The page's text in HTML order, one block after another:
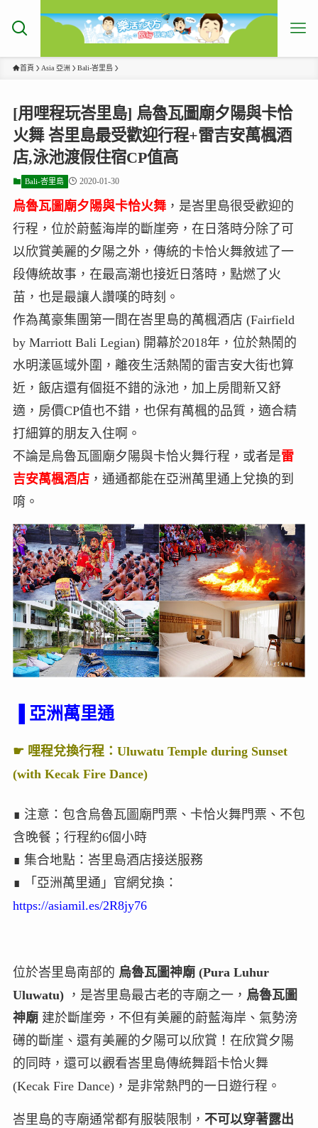
首頁 Asia 亞洲 Bali-峇里島
[用哩程玩峇里島] 烏魯瓦圖廟夕陽與卡恰
火舞 峇里島最受歡迎行程+雷吉安萬楓酒
店,泳池渡假住宿CP值高
Bali-峇里島 2020-01-30
烏魯瓦圖廟夕陽與卡恰火舞，是峇里島很受歡迎的
行程，位於蔚藍海岸的斷崖旁，在日落時分除了可
以欣賞美麗的夕陽之外，傳統的卡恰火舞敘述了一
段傳統故事，在最高潮也接近日落時，點燃了火
苗，也是最讓人讚嘆的時刻。
作為萬豪集團第一間在峇里島的萬楓酒店 (Fairfield
by Marriott Bali Legian) 開幕於2018年，位於熱鬧的
水明漾區域外圍，離夜生活熱鬧的雷吉安大街也算
近，飯店還有個挺不錯的泳池，加上房間新又舒
適，房價CP值也不錯，也保有萬楓的品質，適合精
打細算的朋友入住啊。
不論是烏魯瓦圖廟夕陽與卡恰火舞行程，或者是雷
吉安萬楓酒店，通通都能在亞洲萬里通上兌換的到
唷。
▐ 亞洲萬里通
☛ 哩程兌換行程：Uluwatu Temple during Sunset
(with Kecak Fire Dance)
∎ 注意：包含烏魯瓦圖廟門票、卡恰火舞門票、不包
含晚餐；行程約6個小時
∎ 集合地點：峇里島酒店接送服務
∎ 「亞洲萬里通」官網兌換：
https://asiamil.es/2R8jy76
位於峇里島南部的 烏魯瓦圖神廟 (Pura Luhur
Uluwatu)，是峇里島最古老的寺廟之一， 烏魯瓦圖
神廟 建於斷崖旁，不但有美麗的蔚藍海岸、氣勢滂
礡的斷崖、還有美麗的夕陽可以欣賞！在欣賞夕陽
的同時，還可以觀看峇里島傳統舞蹈卡恰火舞
(Kecak Fire Dance)，是非常熱門的一日遊行程。
峇里島的寺廟通常都有服裝限制， 不可以穿著露出